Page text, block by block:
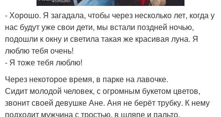
- Хорошо. Я загадала, чтобы через несколько лет, когда у
нас будут уже свои дети, мы встали поздней ночью,
подошли к окну и светила такая же красивая луна. Я
люблю тебя очень!
- Я тоже тебя люблю!
Через некоторое время, в парке на лавочке.
Сидит молодой человек, с огромным букетом цветов,
звонит своей девушке Ане. Аня не берёт трубку. К нему
подходит мужчина с тростью, в шляпе и пальто.